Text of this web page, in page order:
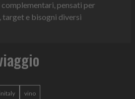
pensati per
target e bisogni diversi
vino